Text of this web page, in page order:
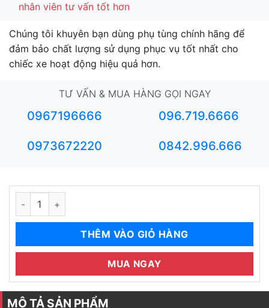
nhân viên tư vấn tốt hơn
Chúng tôi khuyên bạn dùng phụ tùng chính hãng để
đảm bảo chất lượng sử dụng phục vụ tốt nhất cho
chiếc xe hoạt động hiệu quả hơn.
TƯ VẤN & MUA HÀNG GỌI NGAY
0967196666 096.719.6666
0973672220 0842.996.666
Cản ba đờ xốc trước Accent 2021 2022 số lượng
THÊM VÀO GIỎ HÀNG
MUA NGAY
MÔ TẢ SẢN PHẨM